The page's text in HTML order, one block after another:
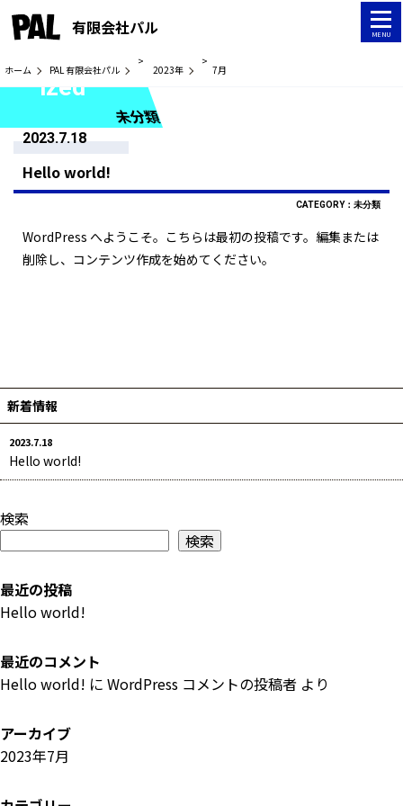
有限会社パル MENU
ホーム PAL 有限会社パル
>
2023年
>
7月
uncategor
ized
未分類
2023.7.18
Hello world!
CATEGORY： 未分類
WordPress へようこそ。こちらは最初の投稿です。編集または
削除し、コンテンツ作成を始めてください。
新着情報
Hello world!
2023.7.18
検索
検索
最近の投稿
Hello world!
最近のコメント
Hello world! に WordPress コメントの投稿者 より
アーカイブ
2023年7月